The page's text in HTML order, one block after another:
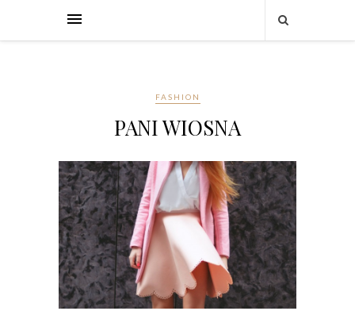
FASHION
PANI WIOSNA